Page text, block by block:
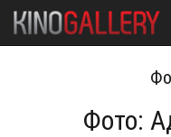
Фото: